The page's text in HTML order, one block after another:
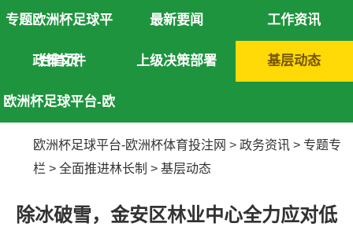
专题欧洲杯足球平
台首页
最新要闻 工作资讯
政策文件 上级决策部署 基层动态
欧洲杯足球平台-欧
洲杯体育投注网
欧洲杯足球平台-欧洲杯体育投注网 > 政务资讯 > 专题专
栏 > 全面推进林长制 > 基层动态
除冰破雪，金安区林业中心全力应对低